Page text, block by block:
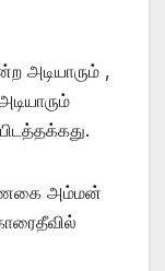
அடியாரும் ,
அம்மன்